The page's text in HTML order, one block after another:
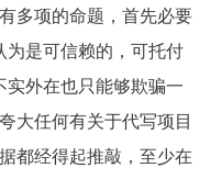
多项的命题，首先必要
为是可信赖的，可托付
实外在也只能够欺骗一
大任何有关于代写项目
都经得起推敲，至少在